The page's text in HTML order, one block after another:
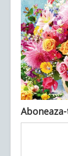
Ultimele